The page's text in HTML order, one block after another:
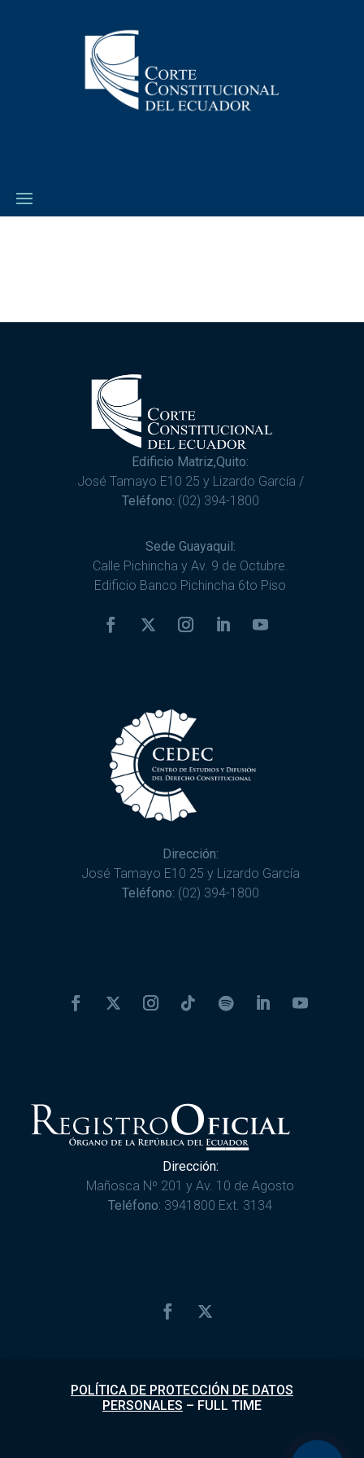
Edificio Matriz,Quito:
José Tamayo E10 25 y Lizardo García /
Teléfono: (02) 394-1800
Sede Guayaquil:
Calle Pichincha y Av. 9 de Octubre.
Edificio Banco Pichincha 6to Piso
Dirección:
José Tamayo E10 25 y Lizardo García
Teléfono: (02) 394-1800
Dirección:
Mañosca Nº 201 y Av. 10 de Agosto
Teléfono: 3941800 Ext. 3134
POLÍTICA DE PROTECCIÓN DE DATOS
PERSONALES – FULL TIME